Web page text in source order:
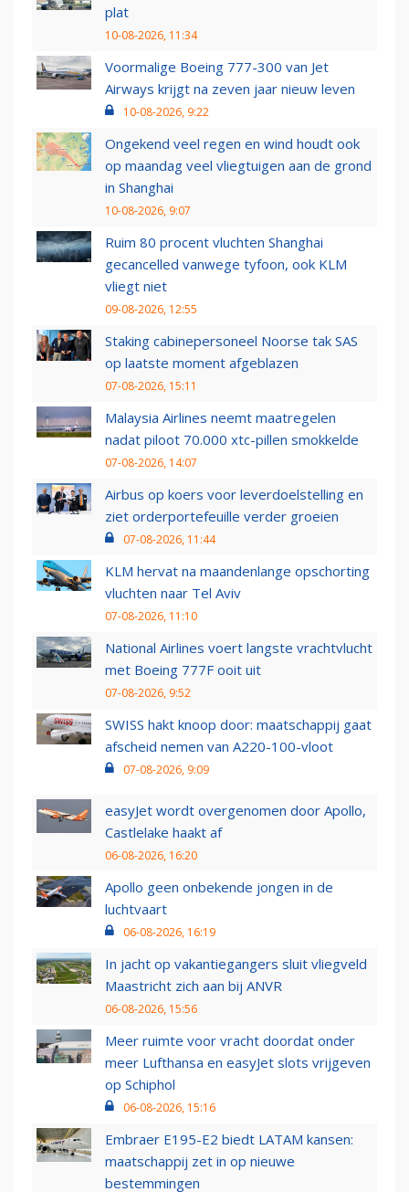
plat
10-08-2026, 11:34
Voormalige Boeing 777-300 van Jet
Airways krijgt na zeven jaar nieuw leven
10-08-2026, 9:22
Ongekend veel regen en wind houdt ook
op maandag veel vliegtuigen aan de grond
in Shanghai
10-08-2026, 9:07
Ruim 80 procent vluchten Shanghai
gecancelled vanwege tyfoon, ook KLM
vliegt niet
09-08-2026, 12:55
Staking cabinepersoneel Noorse tak SAS
op laatste moment afgeblazen
07-08-2026, 15:11
Malaysia Airlines neemt maatregelen
nadat piloot 70.000 xtc-pillen smokkelde
07-08-2026, 14:07
Airbus op koers voor leverdoelstelling en
ziet orderportefeuille verder groeien
07-08-2026, 11:44
KLM hervat na maandenlange opschorting
vluchten naar Tel Aviv
07-08-2026, 11:10
National Airlines voert langste vrachtvlucht
met Boeing 777F ooit uit
07-08-2026, 9:52
SWISS hakt knoop door: maatschappij gaat
afscheid nemen van A220-100-vloot
07-08-2026, 9:09
easyJet wordt overgenomen door Apollo,
Castlelake haakt af
06-08-2026, 16:20
Apollo geen onbekende jongen in de
luchtvaart
06-08-2026, 16:19
In jacht op vakantiegangers sluit vliegveld
Maastricht zich aan bij ANVR
06-08-2026, 15:56
Meer ruimte voor vracht doordat onder
meer Lufthansa en easyJet slots vrijgeven
op Schiphol
06-08-2026, 15:16
Embraer E195-E2 biedt LATAM kansen:
maatschappij zet in op nieuwe
bestemmingen